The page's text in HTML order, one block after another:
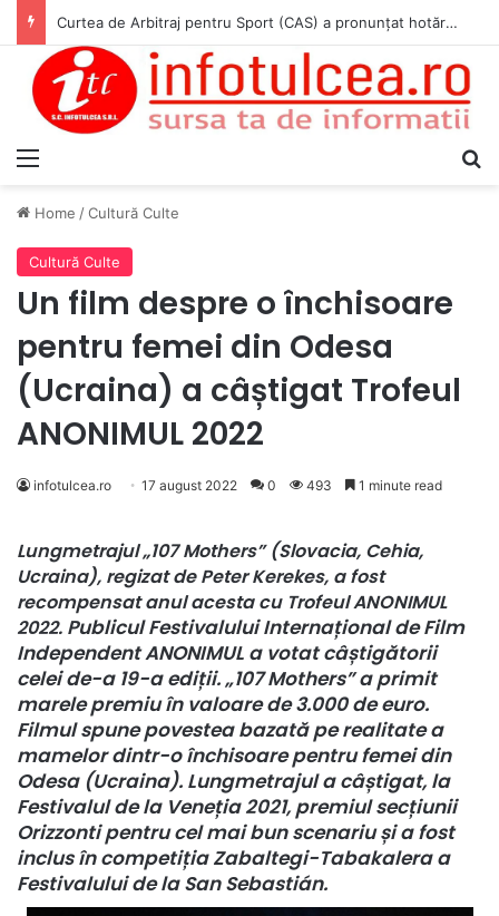
Curtea de Arbitraj pentru Sport (CAS) a pronunțat hotărârea în cauza WADA v. ANAD & Matei Cosmin Gabriel
Home /Cultură Culte
Cultură Culte
Un film despre o închisoare
pentru femei din Odesa
(Ucraina) a câștigat Trofeul
ANONIMUL 2022
infotulcea.ro 17 august 2022 0 493 1 minute read
Lungmetrajul „107 Mothers” (Slovacia, Cehia,
Ucraina), regizat de Peter Kerekes, a fost
recompensat anul acesta cu Trofeul ANONIMUL
2022. Publicul Festivalului Internațional de Film
Independent ANONIMUL a votat câștigătorii
celei de-a 19-a ediții. „107 Mothers” a primit
marele premiu în valoare de 3.000 de euro.
Filmul spune povestea bazată pe realitate a
mamelor dintr-o închisoare pentru femei din
Odesa (Ucraina). Lungmetrajul a câștigat, la
Festivalul de la Veneția 2021, premiul secțiunii
Orizzonti pentru cel mai bun scenariu și a fost
inclus în competiția Zabaltegi-Tabakalera a
Festivalului de la San Sebastián.